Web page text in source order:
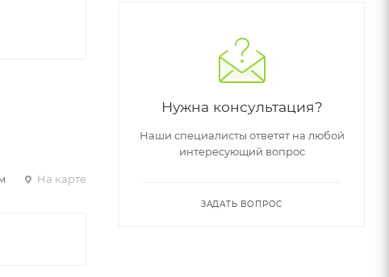
На карте
Нужна консультация?
Наши специалисты ответят на любой
интересующий вопрос
ЗАДАТЬ ВОПРОС